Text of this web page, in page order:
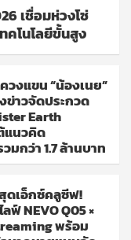
เชื่อมห่วงโซ่
คโนโลยีขั้นสูง
วงแขน “น้องเนย”
าวจัดประกวด
Earth
แนวคิด
มกว่า 1.7 ล้านบาท
ดเอ็กซ์คลูซีฟ!
NEVO Q05 ×
พร้อม